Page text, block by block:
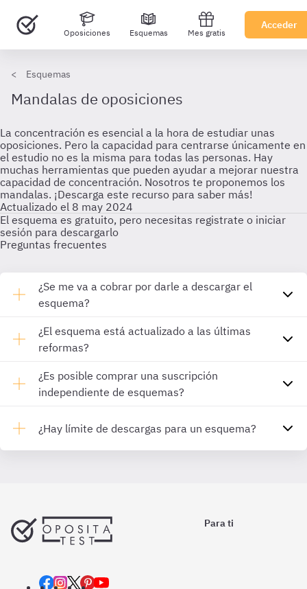
Oposiciones Esquemas Mes gratis
Acceder
Esquemas
Mandalas de oposiciones
La concentración es esencial a la hora de estudiar unas
oposiciones. Pero la capacidad para centrarse únicamente en
el estudio no es la misma para todas las personas. Hay
muchas herramientas que pueden ayudar a mejorar nuestra
capacidad de concentración. Nosotros te proponemos los
mandalas. ¡Descarga este recurso para saber más!
Actualizado el 8 may 2024
El esquema es gratuito, pero necesitas registrate o iniciar
sesión para descargarlo
Preguntas frecuentes
¿Se me va a cobrar por darle a descargar el
esquema?
¿El esquema está actualizado a las últimas
reformas?
¿Es posible comprar una suscripción
independiente de esquemas?
¿Hay límite de descargas para un esquema?
Para ti